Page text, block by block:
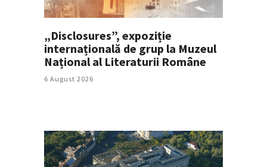
„Disclosures”, expoziție
internațională de grup la Muzeul
Național al Literaturii Române
6 August 2026